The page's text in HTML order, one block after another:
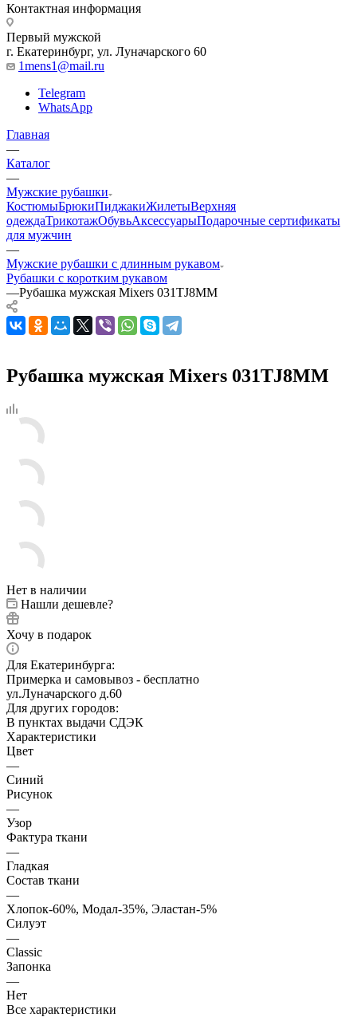
Контактная информация
Первый мужской
г. Екатеринбург, ул. Луначарского 60
1mens1@mail.ru
Telegram
WhatsApp
Главная
—
Каталог
—
Мужские рубашки
КостюмыБрюкиПиджакиЖилетыВерхняя
одеждаТрикотажОбувьАксессуарыПодарочные сертификаты
для мужчин
—
Мужские рубашки с длинным рукавом
Рубашки с коротким рукавом
—Рубашка мужская Mixers 031TJ8MM
Рубашка мужская Mixers 031TJ8MM
Нет в наличии
Нашли дешевле?
Хочу в подарок
Для Екатеринбурга:
Примерка и самовывоз - бесплатно
ул.Луначарского д.60
Для других городов:
В пунктах выдачи СДЭК
Характеристики
Цвет
—
Синий
Рисунок
—
Узор
Фактура ткани
—
Гладкая
Состав ткани
—
Хлопок-60%, Модал-35%, Эластан-5%
Силуэт
—
Classic
Запонка
—
Нет
Все характеристики